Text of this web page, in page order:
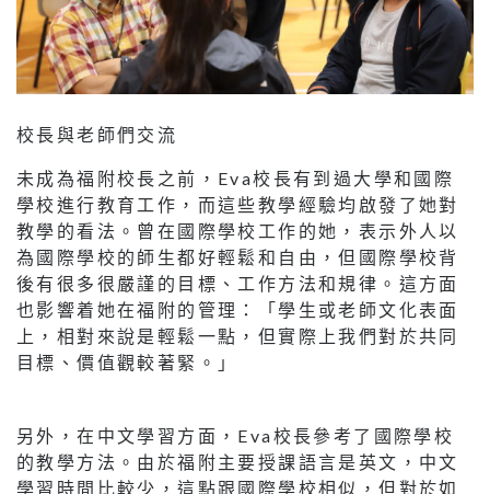
校長與老師們交流
未成為福附校長之前，Eva校長有到過大學和國際
學校進行教育工作，而這些教學經驗均啟發了她對
教學的看法。曾在國際學校工作的她，表示外人以
為國際學校的師生都好輕鬆和自由，但國際學校背
後有很多很嚴謹的目標、工作方法和規律。這方面
也影響着她在福附的管理：「學生或老師文化表面
上，相對來說是輕鬆一點，但實際上我們對於共同
目標、價值觀較著緊。」
另外，在中文學習方面，Eva校長參考了國際學校
的教學方法。由於福附主要授課語言是英文，中文
學習時間比較少，這點跟國際學校相似，但對於如